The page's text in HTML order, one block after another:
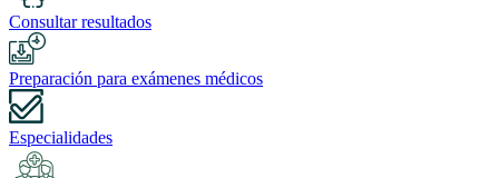
Consultar resultados
Preparación para exámenes médicos
Especialidades